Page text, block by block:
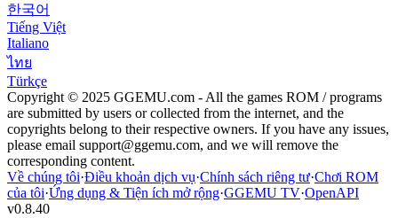
한국어
Tiếng Việt
Italiano
ไทย
Türkçe
Copyright © 2025 GGEMU.com - All the games ROM / programs
are submitted by users or collected from the internet, and the
copyrights belong to their respective owners. If you have any issues,
please email support@ggemu.com, and we will remove the
corresponding content.
Về chúng tôi·Điều khoản dịch vụ·Chính sách riêng tư·Chơi ROM
của tôi·Ứng dụng & Tiện ích mở rộng·GGEMU TV·OpenAPI
v0.8.40